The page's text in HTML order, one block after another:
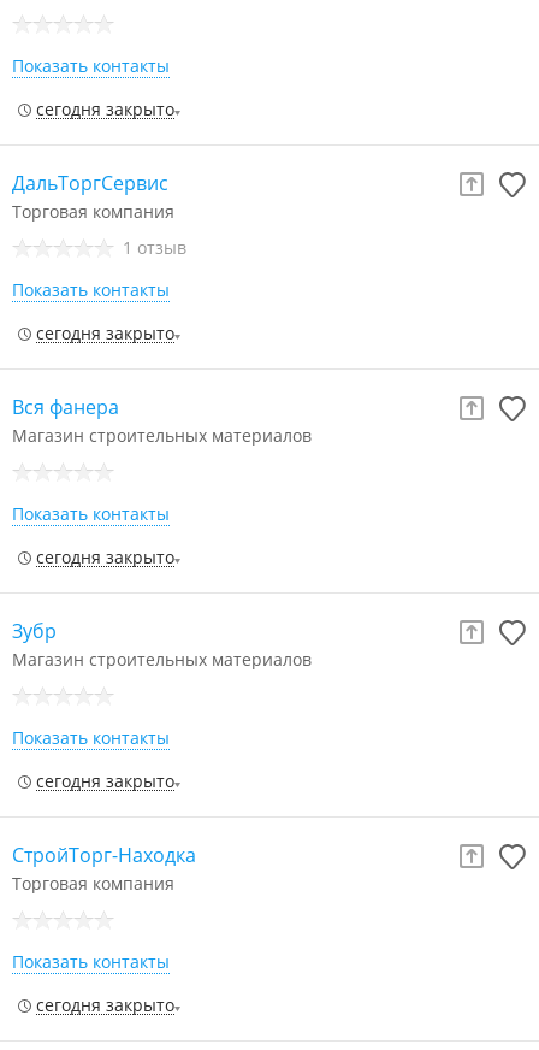
Показать контакты
сегодня закрыто
ДальТоргСервис
Торговая компания
1 отзыв
Показать контакты
сегодня закрыто
Вся фанера
Магазин строительных материалов
Показать контакты
сегодня закрыто
Зубр
Магазин строительных материалов
Показать контакты
сегодня закрыто
СтройТорг-Находка
Торговая компания
Показать контакты
сегодня закрыто